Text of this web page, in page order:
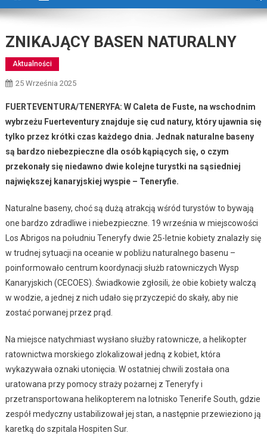
ZNIKAJĄCY BASEN NATURALNY
Aktualności
25 Września 2025
FUERTEVENTURA/TENERYFA: W Caleta de Fuste, na wschodnim
wybrzeżu Fuerteventury znajduje się cud natury, który ujawnia się
tylko przez krótki czas każdego dnia. Jednak naturalne baseny
są bardzo niebezpieczne dla osób kąpiących się, o czym
przekonały się niedawno dwie kolejne turystki na sąsiedniej
największej kanaryjskiej wyspie – Teneryfie.
Naturalne baseny, choć są dużą atrakcją wśród turystów to bywają
one bardzo zdradliwe i niebezpieczne. 19 września w miejscowości
Los Abrigos na południu Teneryfy dwie 25-letnie kobiety znalazły się
w trudnej sytuacji na oceanie w pobliżu naturalnego basenu –
poinformowało centrum koordynacji służb ratowniczych Wysp
Kanaryjskich (CECOES). Świadkowie zgłosili, że obie kobiety walczą
w wodzie, a jednej z nich udało się przyczepić do skały, aby nie
zostać porwanej przez prąd.
Na miejsce natychmiast wysłano służby ratownicze, a helikopter
ratownictwa morskiego zlokalizował jedną z kobiet, która
wykazywała oznaki utonięcia. W ostatniej chwili została ona
uratowana przy pomocy straży pożarnej z Teneryfy i
przetransportowana helikopterem na lotnisko Tenerife South, gdzie
zespół medyczny ustabilizował jej stan, a następnie przewieziono ją
karetką do szpitala Hospiten Sur.